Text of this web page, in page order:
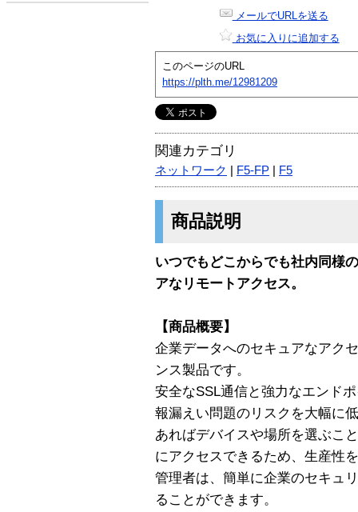
メールでURLを送る
お気に入りに追加する
このページのURL
https://plth.me/12981209
関連カテゴリ
ネットワーク F5-FP F5
商品説明
いつでもどこからでも社内同様
アなリモートアクセス。
【商品概要】
企業データへのセキュアなアク
ンス製品です。
安全なSSL通信と強力なエンド
報漏えい問題のリスクを大幅に
あればデバイスや場所を選ぶこ
にアクセスできるため、生産性
管理者は、簡単に企業のセキュ
ることができます。